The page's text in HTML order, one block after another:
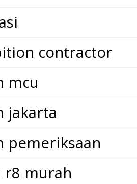
contractor
mcu
jakarta
r8 murah